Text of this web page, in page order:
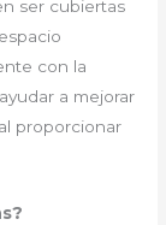
ser cubiertas
con la
a mejorar
proporcionar